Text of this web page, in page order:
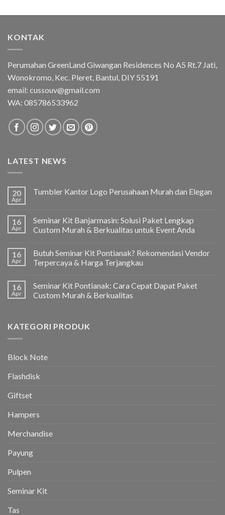
KONTAK
Perumahan GreenLand Giwangan Residences No A5 Rt.7 Jati,
Wonokromo, Kec. Pleret, Bantul, DIY 55191
email: cussouv@gmail.com
WA: 085786533962
LATEST NEWS
20
Apr
Tumbler Kantor Logo Perusahaan Murah dan Elegan
16
Apr
Seminar Kit Banjarmasin: Solusi Paket Lengkap
Custom Murah & Berkualitas untuk Event Anda
16
Apr
Butuh Seminar Kit Pontianak? Rekomendasi Vendor
Terpercaya & Harga Terjangkau
16
Apr
Seminar Kit Pontianak: Cara Cepat Dapat Paket
Custom Murah & Berkualitas
KATEGORI PRODUK
Block Note
Flashdisk
Giftset
Hampers
Merchandise
Payung
Pulpen
Seminar Kit
Tas